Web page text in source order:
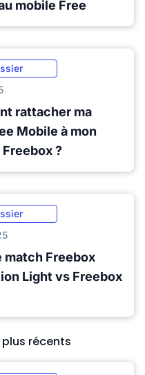
mobile Free
rattacher ma
Mobile à mon
?
match Freebox
Light vs Freebox
récents